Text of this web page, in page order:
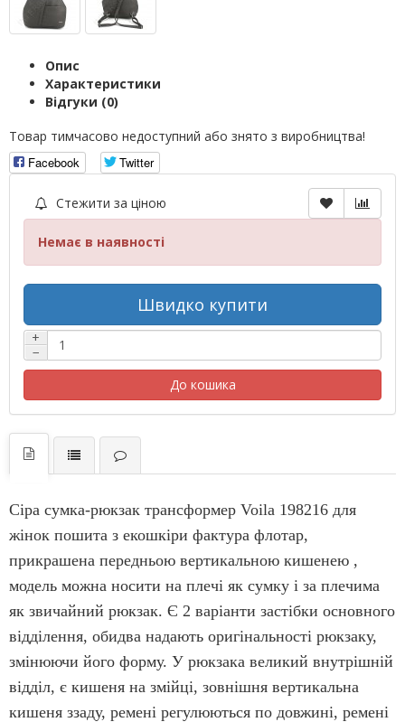
Опис
Характеристики
Відгуки (0)
Товар тимчасово недоступний або знято з виробництва!
Facebook
Twitter
Стежити за ціною
Немає в наявності
Швидко купити
+
−
До кошика
Сіра сумка-рюкзак трансформер Voila 198216 для
жінок пошита з екошкіри фактура флотар,
прикрашена передньою вертикальною кишенею ,
модель можна носити на плечі як сумку і за плечима
як звичайний рюкзак. Є 2 варіанти застібки основного
відділення, обидва надають оригінальності рюкзаку,
змінюючи його форму. У рюкзака великий внутрішній
відділ, є кишеня на змійці, зовнішня вертикальна
кишеня ззаду, ремені регулюються по довжині, ремені